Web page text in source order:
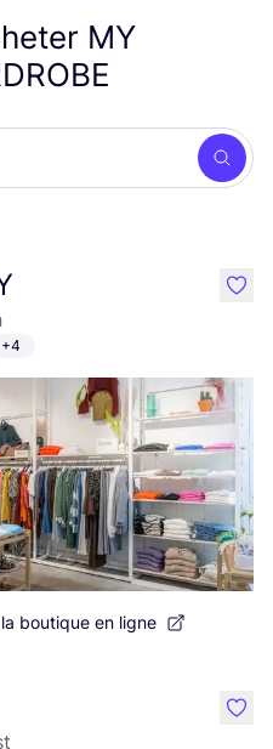
MY
+4
boutique en ligne
like
like